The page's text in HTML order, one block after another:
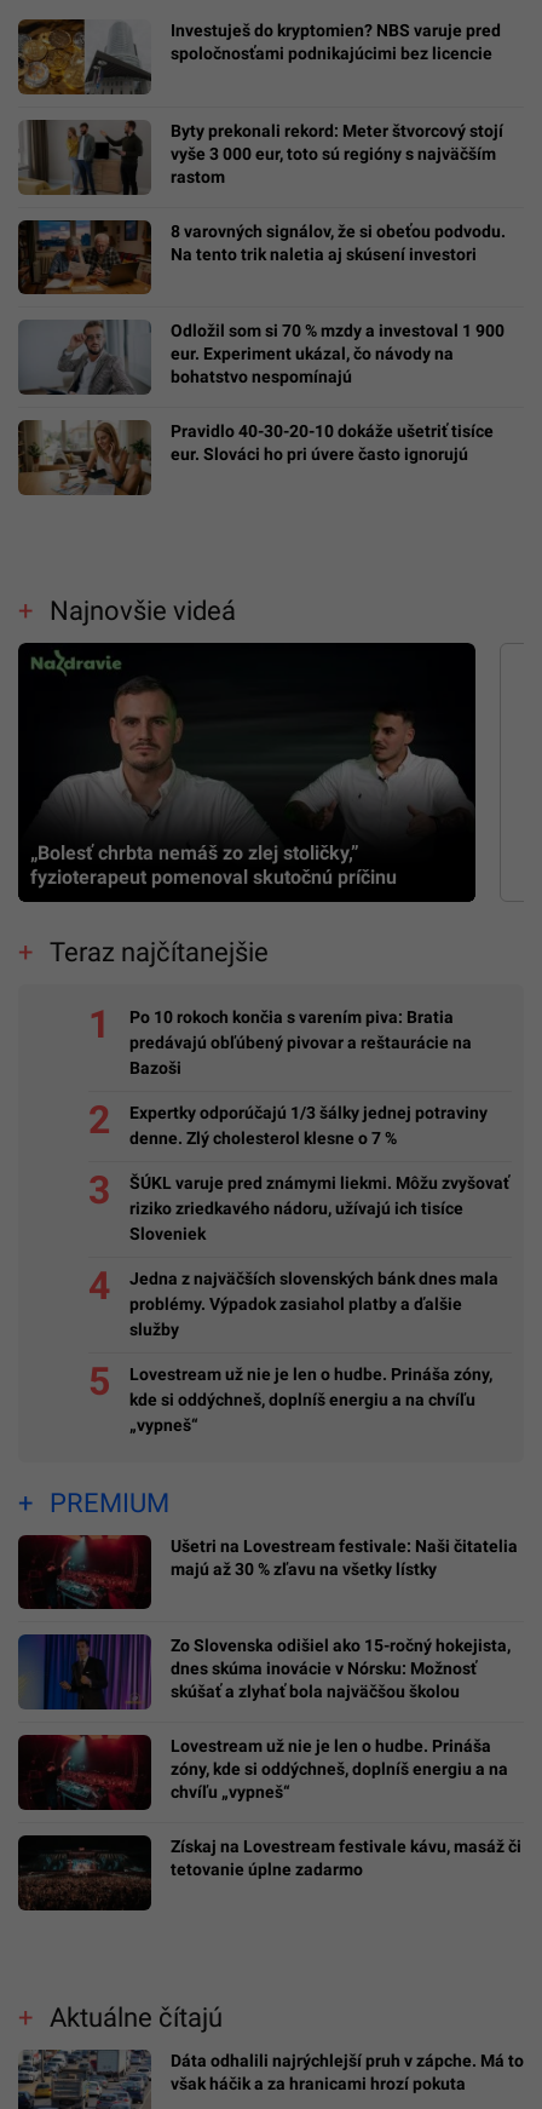
Investuješ do kryptomien? NBS varuje pred
spoločnosťami podnikajúcimi bez licencie
Byty prekonali rekord: Meter štvorcový stojí
vyše 3 000 eur, toto sú regióny s najväčším
rastom
8 varovných signálov, že si obeťou podvodu.
Na tento trik naletia aj skúsení investori
Odložil som si 70 % mzdy a investoval 1 900
eur. Experiment ukázal, čo návody na
bohatstvo nespomínajú
Pravidlo 40-30-20-10 dokáže ušetriť tisíce
eur. Slováci ho pri úvere často ignorujú
Najnovšie videá
„Bolesť chrbta nemáš zo zlej stoličky,”
fyzioterapeut pomenoval skutočnú príčinu
Teraz najčítanejšie
Po 10 rokoch končia s varením piva: Bratia
predávajú obľúbený pivovar a reštaurácie na
Bazoši
Expertky odporúčajú 1/3 šálky jednej potraviny
denne. Zlý cholesterol klesne o 7 %
ŠÚKL varuje pred známymi liekmi. Môžu zvyšovať
riziko zriedkavého nádoru, užívajú ich tisíce
Sloveniek
Jedna z najväčších slovenských bánk dnes mala
problémy. Výpadok zasiahol platby a ďalšie
služby
Lovestream už nie je len o hudbe. Prináša zóny,
kde si oddýchneš, doplníš energiu a na chvíľu
„vypneš“
PREMIUM
Ušetri na Lovestream festivale: Naši čitatelia
majú až 30 % zľavu na všetky lístky
Zo Slovenska odišiel ako 15-ročný hokejista,
dnes skúma inovácie v Nórsku: Možnosť
skúšať a zlyhať bola najväčšou školou
Lovestream už nie je len o hudbe. Prináša
zóny, kde si oddýchneš, doplníš energiu a na
chvíľu „vypneš“
Získaj na Lovestream festivale kávu, masáž či
tetovanie úplne zadarmo
Aktuálne čítajú
Dáta odhalili najrýchlejší pruh v zápche. Má to
však háčik a za hranicami hrozí pokuta